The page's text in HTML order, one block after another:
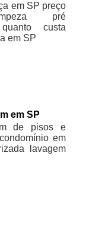
em SP preço
pré
custa
em SP
em SP
de pisos e
em
lavagem